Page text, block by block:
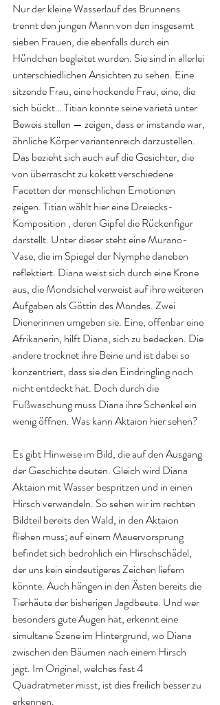
Nur der kleine Wasserlauf des Brunnens
trennt den jungen Mann von den insgesamt
sieben Frauen, die ebenfalls durch ein
Hündchen begleitet wurden. Sie sind in allerlei
unterschiedlichen Ansichten zu sehen. Eine
sitzende Frau, eine hockende Frau, eine, die
sich bückt… Titian konnte seine varietá unter
Beweis stellen — zeigen, dass er imstande war,
ähnliche Körper variantenreich darzustellen.
Das bezieht sich auch auf die Gesichter, die
von überrascht zu kokett verschiedene
Facetten der menschlichen Emotionen
zeigen. Titian wählt hier eine Dreiecks-
Komposition , deren Gipfel die Rückenfigur
darstellt. Unter dieser steht eine Murano-
Vase, die im Spiegel der Nymphe daneben
reflektiert. Diana weist sich durch eine Krone
aus, die Mondsichel verweist auf ihre weiteren
Aufgaben als Göttin des Mondes. Zwei
Dienerinnen umgeben sie. Eine, offenbar eine
Afrikanerin, hilft Diana, sich zu bedecken. Die
andere trocknet ihre Beine und ist dabei so
konzentriert, dass sie den Eindringling noch
nicht entdeckt hat. Doch durch die
Fußwaschung muss Diana ihre Schenkel ein
wenig öffnen. Was kann Aktaion hier sehen?
Es gibt Hinweise im Bild, die auf den Ausgang
der Geschichte deuten. Gleich wird Diana
Aktaion mit Wasser bespritzen und in einen
Hirsch verwandeln. So sehen wir im rechten
Bildteil bereits den Wald, in den Aktaion
fliehen muss; auf einem Mauervorsprung
befindet sich bedrohlich ein Hirschschädel,
der uns kein eindeutigeres Zeichen liefern
könnte. Auch hängen in den Ästen bereits die
Tierhäute der bisherigen Jagdbeute. Und wer
besonders gute Augen hat, erkennt eine
simultane Szene im Hintergrund, wo Diana
zwischen den Bäumen nach einem Hirsch
jagt. Im Original, welches fast 4
Quadratmeter misst, ist dies freilich besser zu
erkennen.